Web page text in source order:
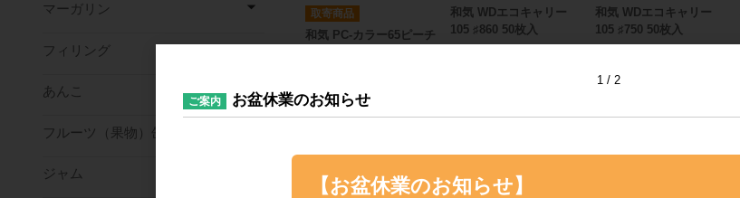
取寄商品
和気 PC-カラー65ピーチ
和気 WDエコキャリー
105 ♯860 50枚入
和気 WDエコキャリー
105 ♯750 50枚入
マーガリン
フィリング
あんこ
フルーツ（果物）缶詰
ジャム
1 2
ご案内 お盆休業のお知らせ
【お盆休業のお知らせ】